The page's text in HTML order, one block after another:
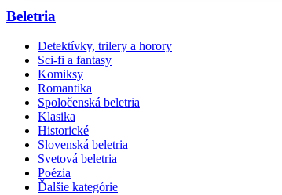
Beletria
Detektívky, trilery a horory
Sci-fi a fantasy
Komiksy
Romantika
Spoločenská beletria
Klasika
Historické
Slovenská beletria
Svetová beletria
Poézia
Ďalšie kategórie